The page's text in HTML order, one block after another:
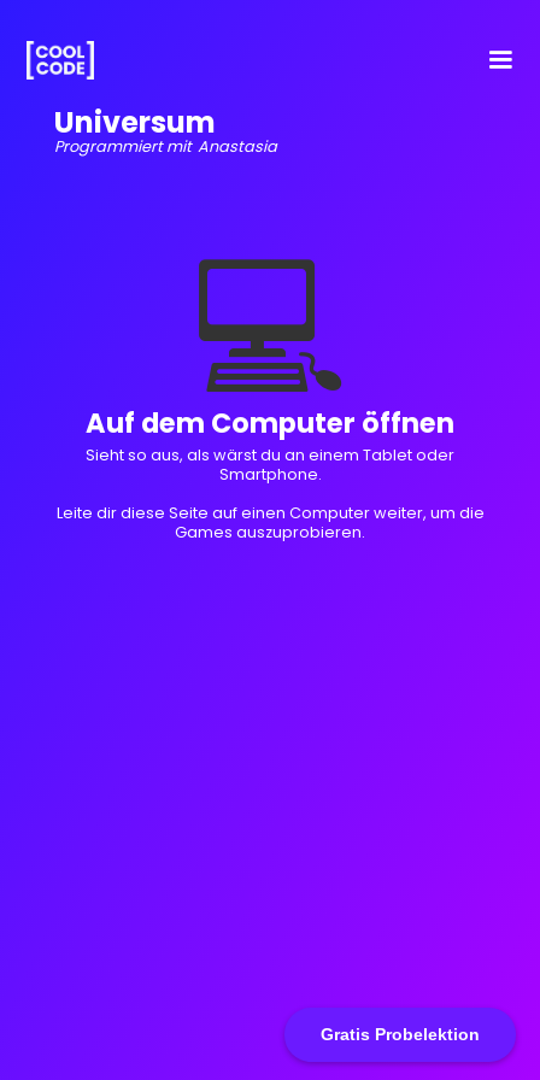
Gratis Probelektion
Universum
Programmiert mit Anastasia
💻
Auf dem Computer öffnen
Sieht so aus, als wärst du an einem Tablet oder
Smartphone.
Leite dir diese Seite auf einen Computer weiter, um die
Games auszuprobieren.